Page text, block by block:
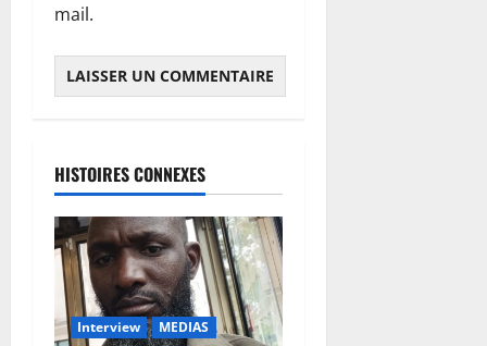
mail.
HISTOIRES CONNEXES
Interview MEDIAS